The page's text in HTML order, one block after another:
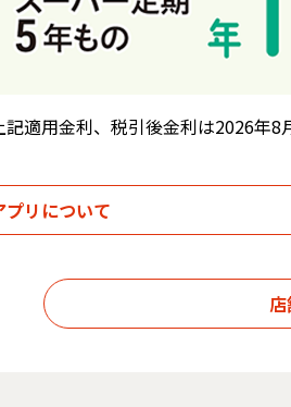
適用金利、税引後金利は2026年8
プリについて